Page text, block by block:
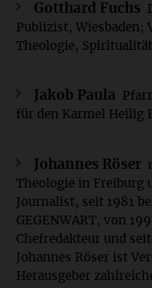
Gotthard Fuchs
Publizist, Wiesbaden;
Theologie,
Jakob Paula
für den Karmel Heilig
Johannes Röser
Theologie in Freiburg
Journalist, seit 1981
GEGENWART, von
Chefredakteur und
Johannes Röser ist
Herausgeber